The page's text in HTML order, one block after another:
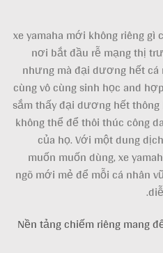
xe yamaha mới không riêng
nơi bắt đầu rễ mạng thị
nhưng mà đại dương hết
cùng vô cùng sinh học and
sắm thấy đại dương hết
không thể để thôi thúc công
của họ. Với một dung
muốn muốn dùng, xe
ngõ mới mẻ để mỗi cá nhân
Nền tảng chiếm riêng mang